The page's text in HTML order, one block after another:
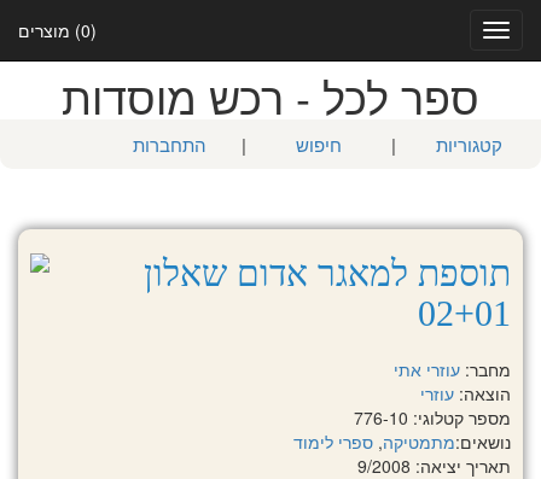
(0) מוצרים
Toggle
navigation
ספר לכל - רכש מוסדות
קטגוריות | חיפוש | התחברות
תוספת למאגר אדום שאלון
02+01
מחבר: עוזרי אתי
הוצאה: עוזרי
מספר קטלוגי: 776-10
נושאים:מתמטיקה, ספרי לימוד
תאריך יציאה: 9/2008